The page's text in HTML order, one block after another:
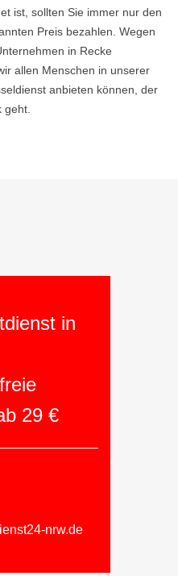
ist, sollten Sie immer nur den
Preis bezahlen. Wegen
in Recke
allen Menschen in unserer
anbieten können, der
in
29 €
nrw.de